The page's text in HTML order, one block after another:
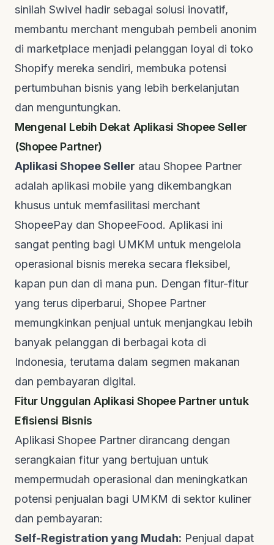
sinilah Swivel hadir sebagai solusi inovatif,
membantu merchant mengubah pembeli anonim
di marketplace menjadi pelanggan loyal di toko
Shopify mereka sendiri, membuka potensi
pertumbuhan bisnis yang lebih berkelanjutan
dan menguntungkan.
Mengenal Lebih Dekat Aplikasi Shopee Seller
(Shopee Partner)
Aplikasi Shopee Seller atau Shopee Partner
adalah aplikasi mobile yang dikembangkan
khusus untuk memfasilitasi merchant
ShopeePay dan ShopeeFood. Aplikasi ini
sangat penting bagi UMKM untuk mengelola
operasional bisnis mereka secara fleksibel,
kapan pun dan di mana pun. Dengan fitur-fitur
yang terus diperbarui, Shopee Partner
memungkinkan penjual untuk menjangkau lebih
banyak pelanggan di berbagai kota di
Indonesia, terutama dalam segmen makanan
dan pembayaran digital.
Fitur Unggulan Aplikasi Shopee Partner untuk
Efisiensi Bisnis
Aplikasi Shopee Partner dirancang dengan
serangkaian fitur yang bertujuan untuk
mempermudah operasional dan meningkatkan
potensi penjualan bagi UMKM di sektor kuliner
dan pembayaran:
Self-Registration yang Mudah: Penjual dapat